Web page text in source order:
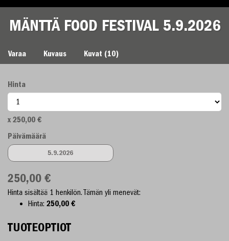
MÄNTTÄ FOOD FESTIVAL 5.9.2026
MÄNTTÄ FOOD FESTIVAL 5.9.2026
Varaa Kuvaus Kuvat (10)
Hinta
250,00 €
Päivämäärä
5.9.2026
250,00 €
Hinta sisältää 1 henkilön.Tämän yli menevät:
Hinta 250,00 €
TUOTEOPTIOT